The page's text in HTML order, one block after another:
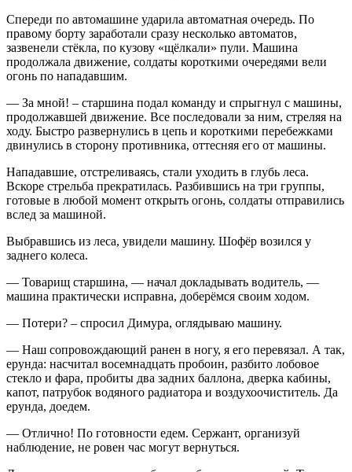
Спереди по автомашине ударила автоматная очередь. По
правому борту заработали сразу несколько автоматов,
зазвенели стёкла, по кузову «щёлкали» пули. Машина
продолжала движение, солдаты короткими очередями вели
огонь по нападавшим.
— За мной! – старшина подал команду и спрыгнул с машины,
продолжавшей движение. Все последовали за ним, стреляя на
ходу. Быстро развернулись в цепь и короткими перебежками
двинулись в сторону противника, оттесняя его от машины.
Нападавшие, отстреливаясь, стали уходить в глубь леса.
Вскоре стрельба прекратилась. Разбившись на три группы,
готовые в любой момент открыть огонь, солдаты отправились
вслед за машиной.
Выбравшись из леса, увидели машину. Шофёр возился у
заднего колеса.
— Товарищ старшина, — начал докладывать водитель, —
машина практически исправна, доберёмся своим ходом.
— Потери? – спросил Димура, оглядываю машину.
— Наш сопровождающий ранен в ногу, я его перевязал. А так,
ерунда: насчитал восемнадцать пробоин, разбито лобовое
стекло и фара, пробиты два задних баллона, дверка кабины,
капот, патрубок водяного радиатора и воздухоочиститель. Да
ерунда, доедем.
— Отлично! По готовности едем. Сержант, организуй
наблюдение, не ровен час могут вернуться.